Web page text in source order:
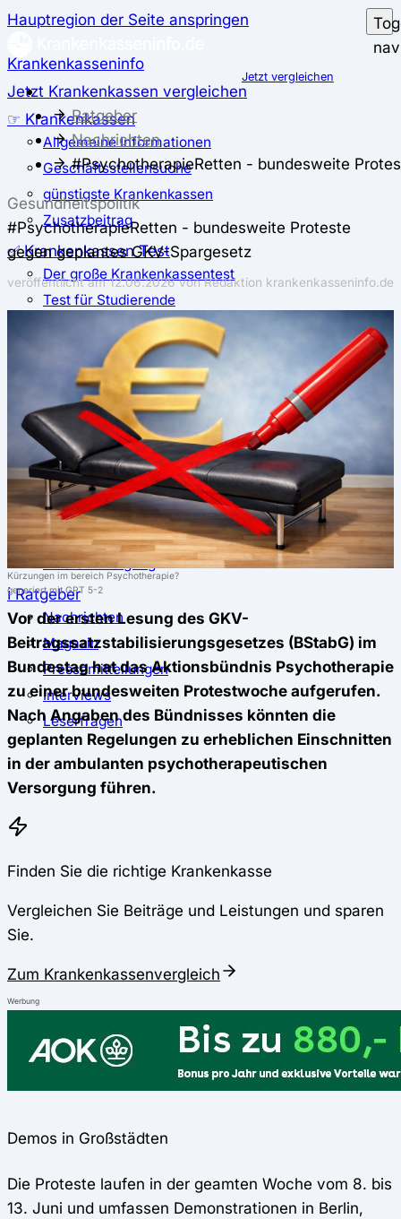
Hauptregion der Seite anspringen
Krankenkasseninfo
Jetzt Krankenkassen vergleichen
☞ Krankenkassen
Allgemeine Informationen
Geschäftsstellensuche
günstigste Krankenkassen
Zusatzbeitrag
✅ Krankenkassen Test
Der große Krankenkassentest
Test für Studierende
Test für Auszubildende
Test für Schwangere und junge Eltern
Test für Selbstständige
⚖️ Vergleich & Rechner
Krankenkassenvergleich
Krankenkassenrechner
↔ Wechsel
Krankenkassenwechsel
Kündigung
Musterkündigung
ℹ Ratgeber
Nachrichten
Magazin
Pressemitteilungen
Interviews
Leserfragen
Jetzt vergleichen
Ratgeber
Nachrichten
#PsychotherapieRetten - bundesweite
Gesundheitspolitik
#PsychotherapieRetten - bundesweite Proteste
gegen geplantes GKV-Spargesetz
veröffentlicht am12.06.2026von Redaktion krankenkasseninfo.de
Kürzungen im bereich Psychotherapie?
generiert mit GPT 5-2
Vor der ersten Lesung des GKV-
Beitragssatzstabilisierungsgesetzes (BStabG) im
Bundestag hat das Aktionsbündnis Psychotherapie
zu einer bundesweiten Protestwoche aufgerufen.
Nach Angaben des Bündnisses könnten die
geplanten Regelungen zu erheblichen Einschnitten
in der ambulanten psychotherapeutischen
Versorgung führen.
Finden Sie die richtige Krankenkasse
Vergleichen Sie Beiträge und Leistungen und sparen
Sie.
Zum Krankenkassenvergleich
Werbung
Demos in Großstädten
Die Proteste laufen in der geamten Woche vom 8. bis
13. Juni und umfassen Demonstrationen in Berlin,